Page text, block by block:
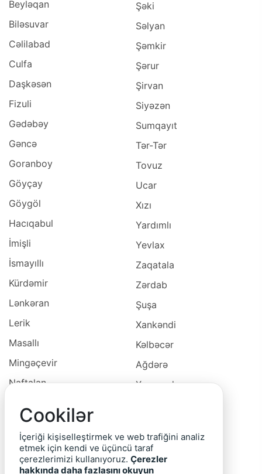
Beyləqan
Biləsuvar
Cəlilabad
Culfa
Daşkəsən
Fizuli
Gədəbəy
Gəncə
Goranboy
Göyçay
Göygöl
Hacıqabul
İmişli
İsmayıllı
Kürdəmir
Lənkəran
Lerik
Masallı
Mingəçevir
Naftalan
Neftçala
Oğuz
Ordubad
Şəki
Səlyan
Şəmkir
Şərur
Şirvan
Siyəzən
Sumqayıt
Tər-Tər
Tovuz
Ucar
Xızı
Yardımlı
Yevlax
Zaqatala
Zərdab
Şuşa
Xankəndi
Kəlbəcər
Ağdərə
Xocavəd
Cəbrayıl
Qubadlı
Cookilər
İçeriği kişiselleştirmek ve web trafiğini analiz
etmek için kendi ve üçüncü taraf
çerezlerimizi kullanıyoruz. Çerezler
hakkında daha fazlasını okuyun